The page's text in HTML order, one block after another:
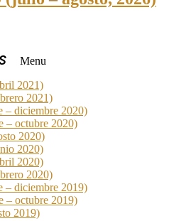
Menu
2019)
– octubre 2019)
– diciembre 2019)
2020)
2020)
2020)
2020)
– octubre 2020)
– diciembre 2020)
2021)
2021)